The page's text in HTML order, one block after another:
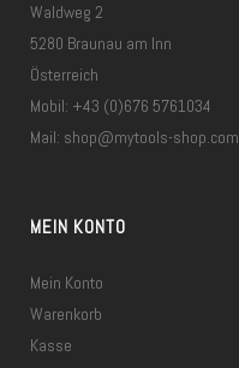
Waldweg 2
5280 Braunau am Inn
Österreich
Mobil: +43 (0)676 5761034
Mail: shop@mytools-shop.com
MEIN KONTO
Mein Konto
Warenkorb
Kasse